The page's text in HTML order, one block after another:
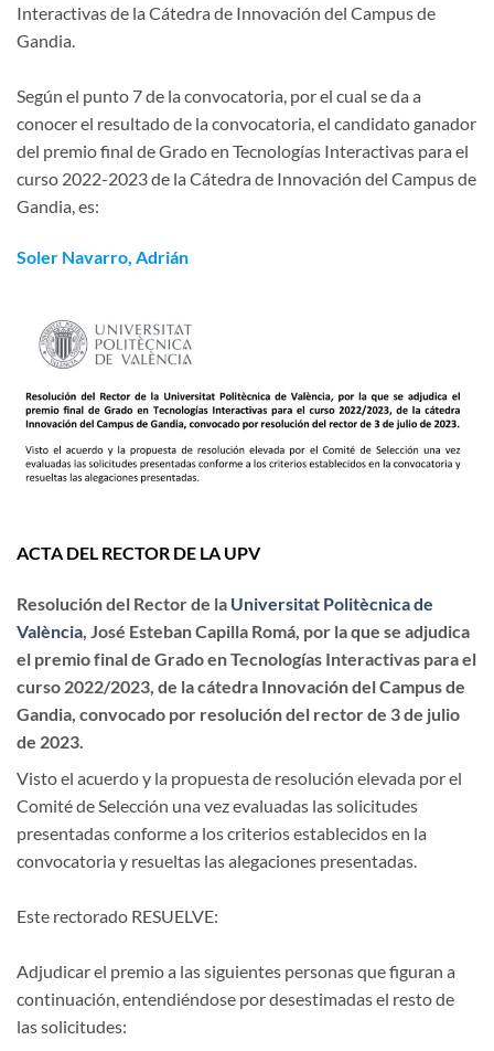
Interactivas de la Cátedra de Innovación del Campus de
Gandia.
Según el punto 7 de la convocatoria, por el cual se da a
conocer el resultado de la convocatoria, el candidato ganador
del premio final de Grado en Tecnologías Interactivas para el
curso 2022-2023 de la Cátedra de Innovación del Campus de
Gandia, es:
Soler Navarro, Adrián
ACTA DEL RECTOR DE LA UPV
Resolución del Rector de la Universitat Politècnica de
València , José Esteban Capilla Romá, por la que se adjudica
el premio final de Grado en Tecnologías Interactivas para el
curso 2022/2023, de la cátedra Innovación del Campus de
Gandia, convocado por resolución del rector de 3 de julio
de 2023.
Visto el acuerdo y la propuesta de resolución elevada por el
Comité de Selección una vez evaluadas las solicitudes
presentadas conforme a los criterios establecidos en la
convocatoria y resueltas las alegaciones presentadas.
Este rectorado RESUELVE:
Adjudicar el premio a las siguientes personas que figuran a
continuación, entendiéndose por desestimadas el resto de
las solicitudes: